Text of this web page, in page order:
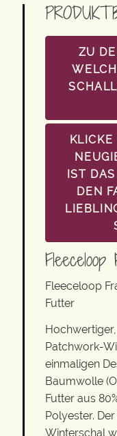
ZU
IST
DEN
Fleeceloop
Fleeceloop
Futter
Patchwork-
einmaligen
Baumwolle
Futter aus
Polyester.
Winterschal